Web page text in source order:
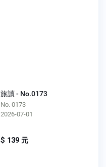
旅讀 - No.0173
No. 0173
2026-07-01
$ 139 元